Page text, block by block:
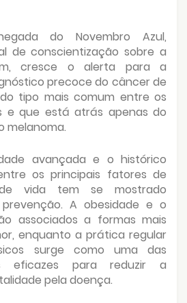
do Novembro Azul,
de conscientização sobre a
cresce o alerta para a
precoce do câncer de
tipo mais comum entre os
e que está atrás apenas do
melanoma.
avançada e o histórico
os principais fatores de
vida tem se mostrado
A obesidade e o
associados a formas mais
enquanto a prática regular
surge como uma das
eficazes para reduzir a
pela doença.